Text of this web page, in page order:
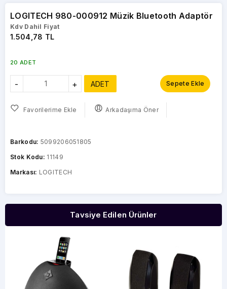
LOGITECH 980-000912 Müzik Bluetooth Adaptör
Kdv Dahil Fiyat
1.504,78 TL
20 ADET
- + ADET Sepete Ekle
Favorilerime Ekle Arkadaşıma Öner
Barkodu: 5099206051805
Stok Kodu: 11149
Markası: LOGITECH
Tavsiye Edilen Ürünler